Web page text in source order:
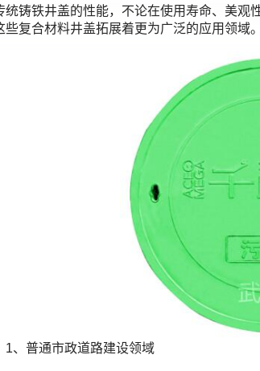
统铸铁井盖的性能，不论在使用寿命、美观
些复合材料井盖拓展着更为广泛的应用领域
1、普通市政道路建设领域